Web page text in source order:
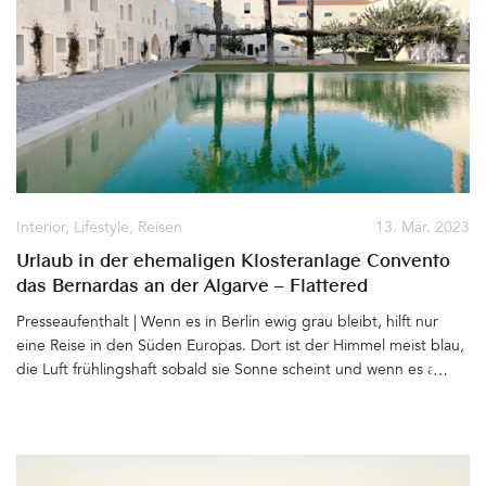
ziehen vorüber, spiegeln sich im Wasser. Nicht weit entfernt die
mächtigen Berge, sanfte Wiesen und immer wieder Wald.
Willkommen im Südtiroler Eco Hotel Saltus der Familie
Gamper Mumelter&hellip
13. Mär. 2023
Interior, Lifestyle, Reisen
Urlaub in der ehemaligen Klosteranlage Convento
das Bernardas an der Algarve – Flattered
Apartments, Tavira
Presseaufenthalt | Wenn es in Berlin ewig grau bleibt, hilft nur
eine Reise in den Süden Europas. Dort ist der Himmel meist blau,
die Luft frühlingshaft sobald sie Sonne scheint und wenn es auch